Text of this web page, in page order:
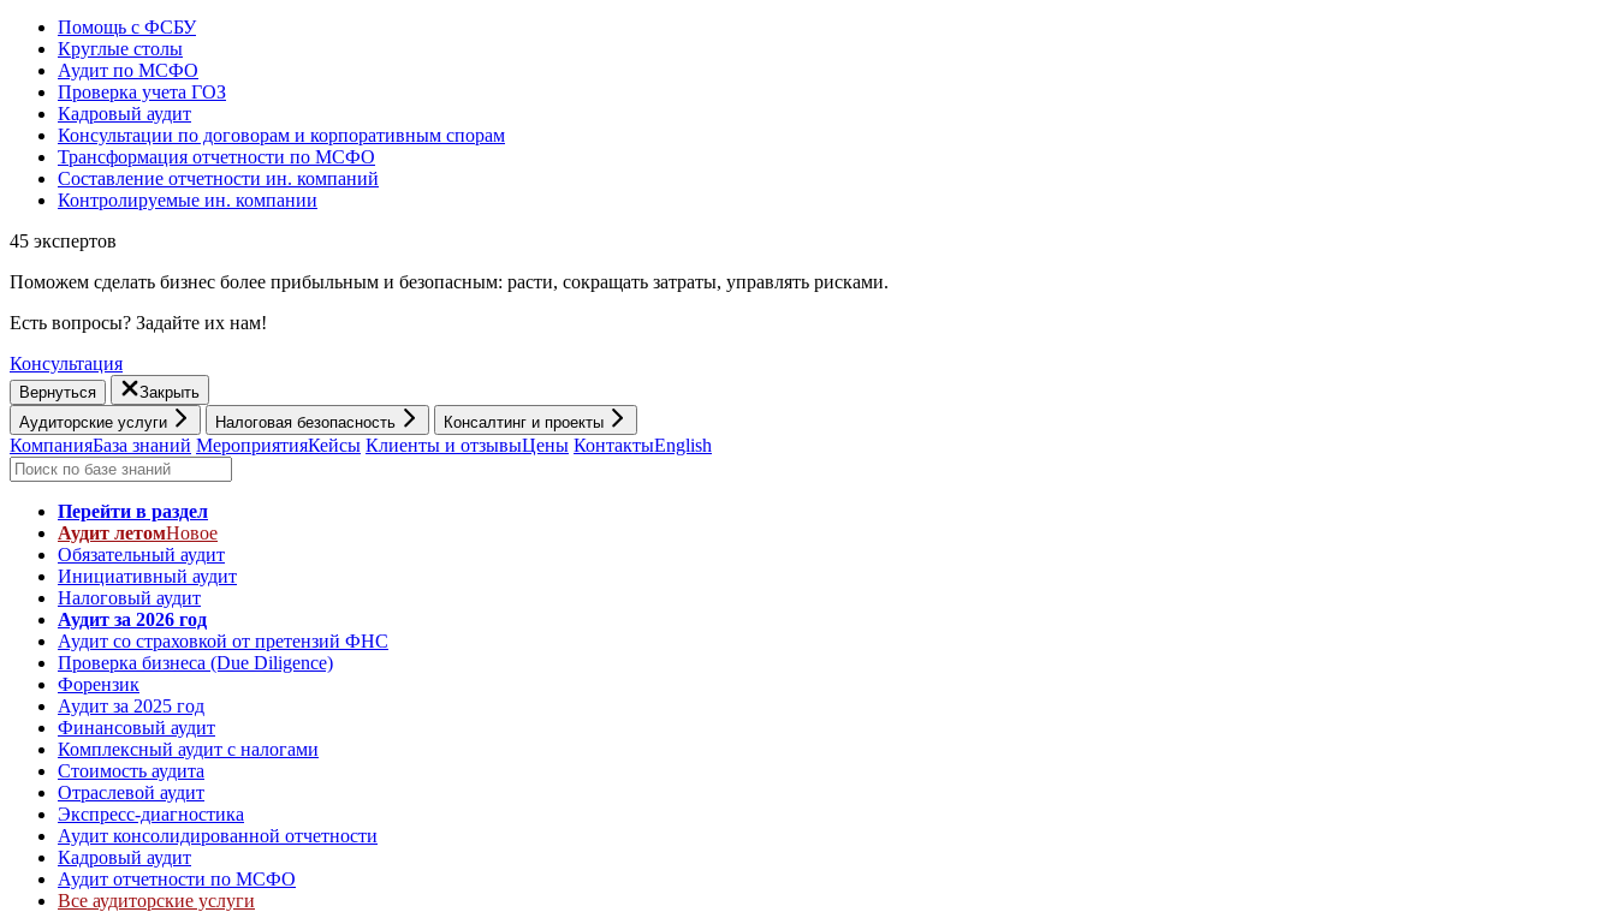
Помощь с ФСБУ
Круглые столы
Аудит по МСФО
Проверка учета ГОЗ
Кадровый аудит
Консультации по договорам и корпоративным спорам
Трансформация отчетности по МСФО
Составление отчетности ин. компаний
Контролируемые ин. компании
45 экспертов
Поможем сделать бизнес более прибыльным и безопасным: расти, cокращать затраты, управлять рисками.
Есть вопросы? Задайте их нам!
Консультация
Вернуться
Закрыть
Аудиторские услуги
Налоговая безопасность Консалтинг и проекты
КомпанияБаза знаний МероприятияКейсы Клиенты и отзывыЦены КонтактыEnglish
Перейти в раздел
Аудит летомНовое
Обязательный аудит
Инициативный аудит
Налоговый аудит
Аудит за 2026 год
Аудит со страховкой от претензий ФНС
Проверка бизнеса (Due Diligence)
Форензик
Аудит за 2025 год
Финансовый аудит
Комплексный аудит с налогами
Стоимость аудита
Отраслевой аудит
Экспресс-диагностика
Аудит консолидированной отчетности
Кадровый аудит
Аудит отчетности по МСФО
Все аудиторские услуги